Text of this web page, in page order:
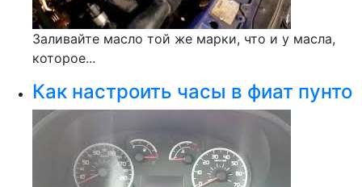
Заливайте масло той же марки, что и у масла,
которое...
Как настроить часы в фиат пунто